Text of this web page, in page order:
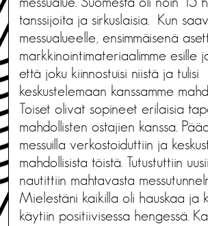
tanssijoita ja sirkuslaisia. Kun
messualueelle, ensimmäisenä
markkinointimateriaalimme esille
että joku kiinnostuisi niistä ja tulisi
keskustelemaan kanssamme
Toiset olivat sopineet erilaisia
mahdollisten ostajien kanssa.
messuilla verkostoiduttiin ja
mahdollisista töistä. Tutustuttiin
nautittiin mahtavasta
Mielestäni kaikilla oli hauskaa ja
käytiin positiivisessa hengessä.